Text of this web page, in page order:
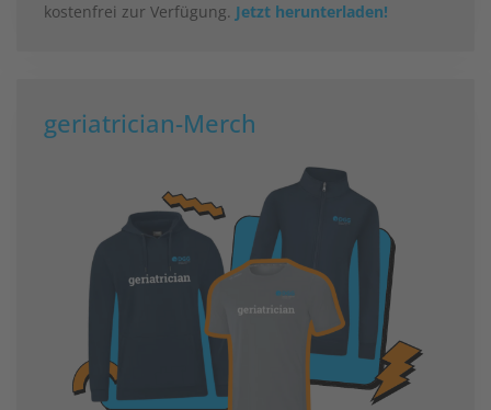
kostenfrei zur Verfügung. Jetzt herunterladen!
geriatrician-Merch